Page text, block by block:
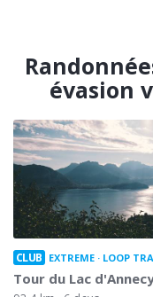
évasion
CLUB EXTREME LOOP
Tour du Lac